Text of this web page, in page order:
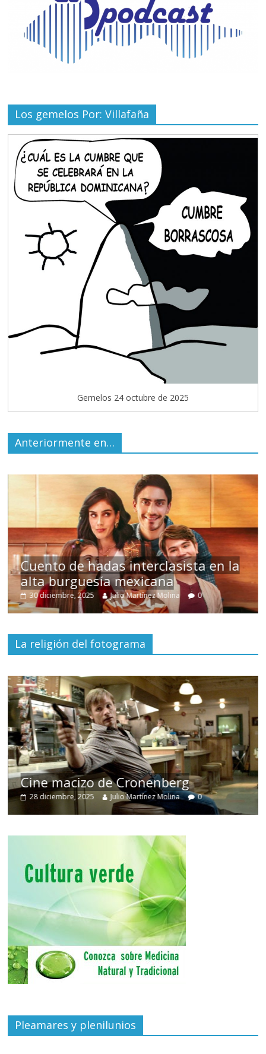
Los gemelos Por: Villafaña
Gemelos 24 octubre de 2025
Anteriormente en…
Cuento de hadas interclasista en la
alta burguesía mexicana
30 diciembre, 2025 Julio Martínez Molina 0
La religión del fotograma
Cine macizo de Cronenberg
28 diciembre, 2025 Julio Martínez Molina 0
Pleamares y plenilunios